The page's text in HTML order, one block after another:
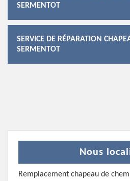
SERMENTOT
SERVICE DE RÉPARATION
SERMENTOT
Nous
Remplacement chapeau de